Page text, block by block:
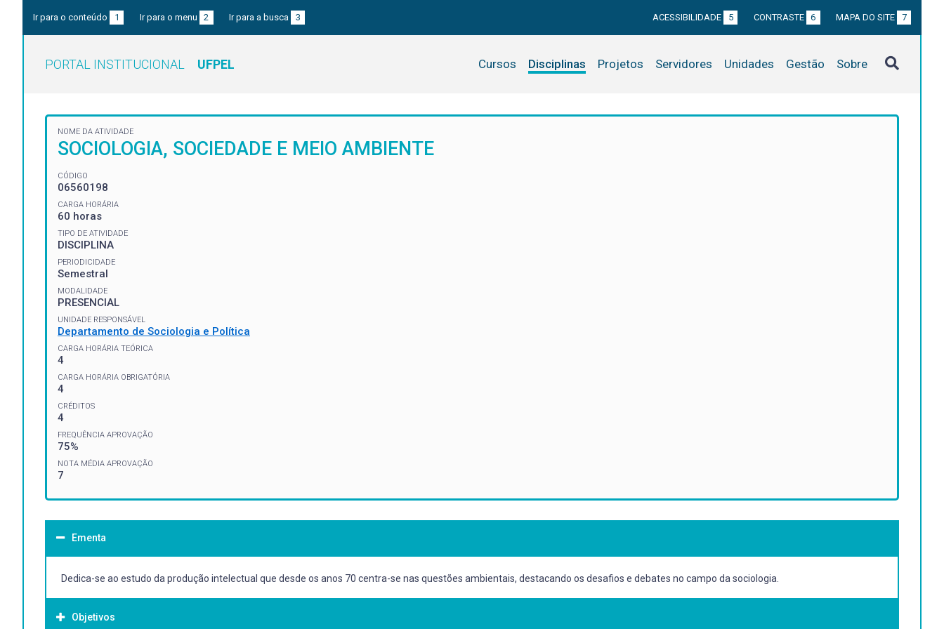
Ir para o conteúdo 1 Ir para o menu 2 Ir para a busca 3 ACESSIBILIDADE 5 CONTRASTE 6 MAPA DO SITE 7
PORTAL INSTITUCIONAL UFPEL Cursos Disciplinas Projetos Servidores Unidades Gestão Sobre
NOME DA ATIVIDADE
SOCIOLOGIA, SOCIEDADE E MEIO AMBIENTE
CÓDIGO
06560198
CARGA HORÁRIA
60 horas
TIPO DE ATIVIDADE
DISCIPLINA
PERIODICIDADE
Semestral
MODALIDADE
PRESENCIAL
UNIDADE RESPONSÁVEL
Departamento de Sociologia e Política
CARGA HORÁRIA TEÓRICA
4
CARGA HORÁRIA OBRIGATÓRIA
4
CRÉDITOS
4
FREQUÊNCIA APROVAÇÃO
75%
NOTA MÉDIA APROVAÇÃO
7
Ementa
Dedica-se ao estudo da produção intelectual que desde os anos 70 centra-se nas questões ambientais, destacando os desafios e debates no campo da sociologia.
Objetivos